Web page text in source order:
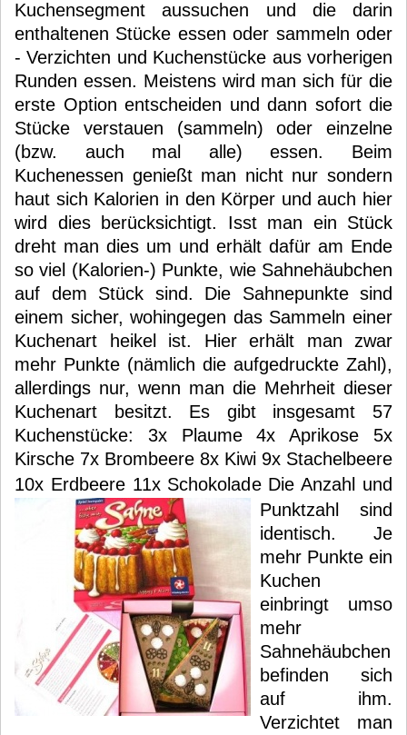
Kuchensegment aussuchen und die darin
enthaltenen Stücke essen oder sammeln oder
- Verzichten und Kuchenstücke aus vorherigen
Runden essen. Meistens wird man sich für die
erste Option entscheiden und dann sofort die
Stücke verstauen (sammeln) oder einzelne
(bzw. auch mal alle) essen. Beim
Kuchenessen genießt man nicht nur sondern
haut sich Kalorien in den Körper und auch hier
wird dies berücksichtigt. Isst man ein Stück
dreht man dies um und erhält dafür am Ende
so viel (Kalorien-) Punkte, wie Sahnehäubchen
auf dem Stück sind. Die Sahnepunkte sind
einem sicher, wohingegen das Sammeln einer
Kuchenart heikel ist. Hier erhält man zwar
mehr Punkte (nämlich die aufgedruckte Zahl),
allerdings nur, wenn man die Mehrheit dieser
Kuchenart besitzt. Es gibt insgesamt 57
Kuchenstücke: 3x Plaume 4x Aprikose 5x
Kirsche 7x Brombeere 8x Kiwi 9x Stachelbeere
10x Erdbeere 11x Schokolade Die Anzahl und
Punktzahl sind
identisch. Je
mehr Punkte ein
Kuchen
einbringt umso
mehr
Sahnehäubchen
befinden sich
auf ihm.
Verzichtet man